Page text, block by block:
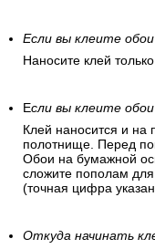
Если вы клеите
Наносите клей
Если вы клеите
Клей наносится и на
полотнище. Перед
Обои на бумажной
сложите пополам
(точная цифра
Откуда начинать